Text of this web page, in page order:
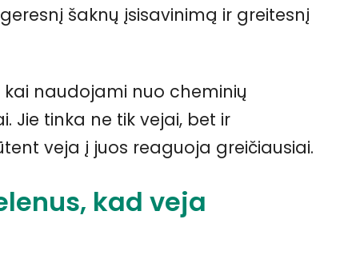
šaknų įsisavinimą ir greitesnį
naudojami nuo cheminių
Jie tinka ne tik vejai, bet ir
veja į juos reaguoja greičiausiai.
kad veja